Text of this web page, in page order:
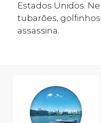
Estados Unidos.
tubarões,
assassina.